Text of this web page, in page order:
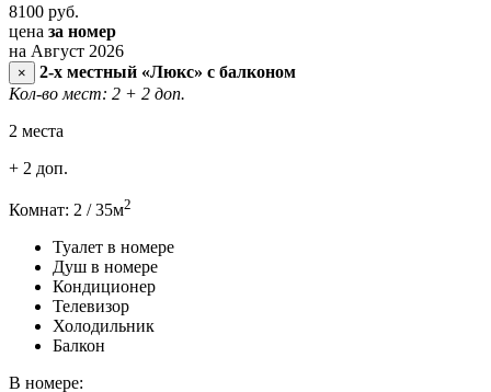
8100 руб.
цена за номер
на Август 2026
×
2-х местный «Люкс» с балконом
Кол-во мест: 2 + 2 доп.
2 места
+ 2 доп.
Комнат: 2 / 35м2
Туалет в номере
Душ в номере
Кондиционер
Телевизор
Холодильник
Балкон
В номере: